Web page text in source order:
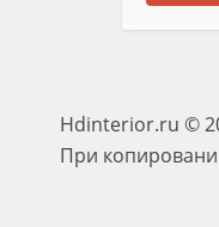
Hdinterior.ru ©
При